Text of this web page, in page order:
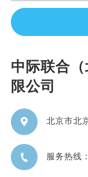
中际联合
限公司
北京市北
服务热线